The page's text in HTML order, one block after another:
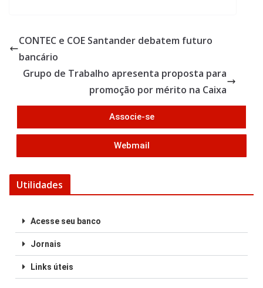
b
o
o
er e
CONTEC e COE Santander debatem futuro
bancário
Grupo de Trabalho apresenta proposta para
promoção por mérito na Caixa
Associe-se
Webmail
Utilidades
Acesse seu banco
Jornais
Links úteis